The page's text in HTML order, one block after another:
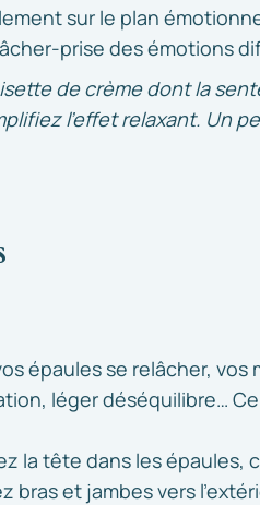
sur le plan
prise des émotions
de crème dont la
l’effet relaxant. Un
épaules se relâcher, vos
léger déséquilibre…
la tête dans les épaules,
et jambes vers